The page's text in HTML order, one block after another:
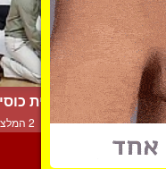
חתולה בלונדינית
6646 צפיות | 2 המלצות